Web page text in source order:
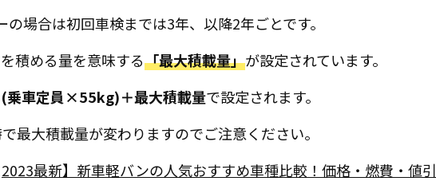
場合は初回車検までは3年、以降2年ごとです。
積める量を意味する「最大積載量」が設定されています。
乗車定員×55kg)＋最大積載量で設定されます。
最大積載量が変わりますのでご注意ください。
2023最新】新車軽バンの人気おすすめ車種比較！価格・燃費・値引